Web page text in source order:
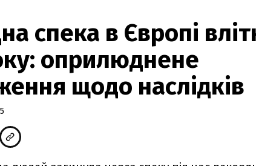
спека в Європі
оприлюднене
щодо наслідків